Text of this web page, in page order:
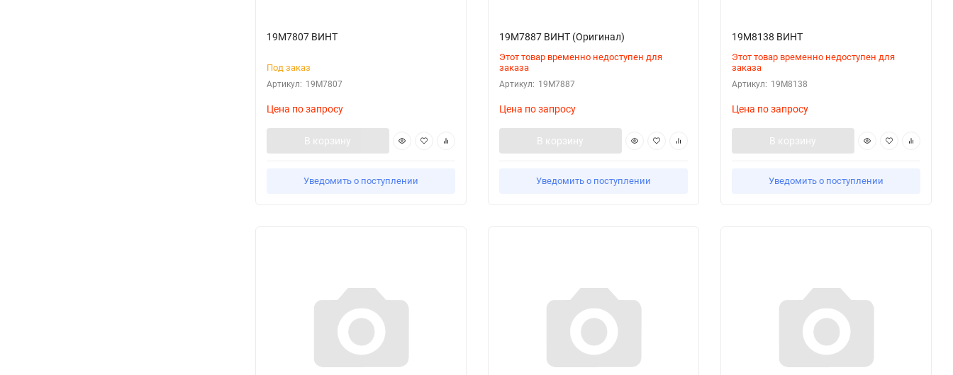
19M7807 ВИНТ
Под заказ
Артикул: 19M7807
Цена по запросу
В корзину
Уведомить о поступлении
19M7887 ВИНТ (Оригинал)
Этот товар временно недоступен для
заказа
Артикул: 19M7887
Цена по запросу
В корзину
Уведомить о поступлении
19M8138 ВИНТ
Этот товар временно недоступен для
заказа
Артикул: 19M8138
Цена по запросу
В корзину
Уведомить о поступлении